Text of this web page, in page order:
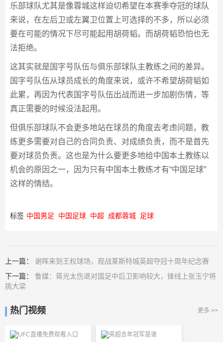
乐部球队尤其是像蓉城这样迫切希望在本赛季夺冠的球队
来说，在左后卫或左翼卫位置上可选择的不多，所以必须
要在可能的情况下尽可能起用胡荷韬。而胡荷韬恐怕也无
法拒绝。
这其实就是国字号队伍与俱乐部球队主教练之间的差异。
国字号队伍从球员成长的角度来说，或许不希望胡荷韬如
此累，再因为代表国字号队伍出战而进一步加剧伤情，等
真正需要的时候没法起用。
但俱乐部球队不会更多地站在球员的角度去考虑问题，教
练更多需要对自己的合同负责、对成绩负责，而不是首先
要对球员负责。这也是为什么要更多地给中国本土教练以
机会的原因之一，因为只有中国本土教练才有“中国足球”
这样的情结。
标签 中国男足 中国足球 中超 成都蓉城 足球
上一篇： 谢晖来到王权球场，观战莱斯特城英超夺冠十周年纪念赛
下一篇： 鲁媒：蒋光太伤退对国足中后卫影响较大，锋线上张玉宁将
挑大梁
热门视频 更多 >>